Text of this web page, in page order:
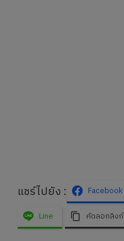
แชร์ไปยัง : Facebook
Line
คัดลอกลิงก์